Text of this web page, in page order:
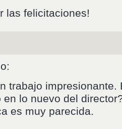
las felicitaciones!
trabajo impresionante.
en lo nuevo del
es muy parecida.